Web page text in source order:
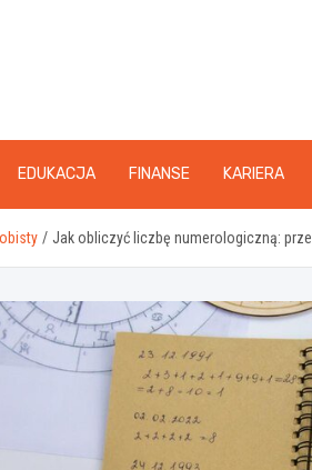
EDUKACJA FINANSE KARIERA
Jak obliczyć liczbę numerologiczną: